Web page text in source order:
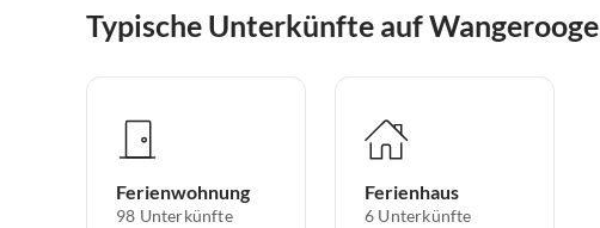
Typische Unterkünfte auf Wangerooge
Ferienwohnung
98 Unterkünfte
Ferienhaus
6 Unterkünfte